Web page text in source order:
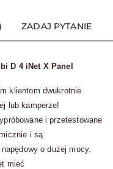
ZADAJ PYTANIE
D 4 iNet X Panel
klientom dwukrotnie
lub kamperze!
i przetestowane
i są
o dużej mocy.
mieć